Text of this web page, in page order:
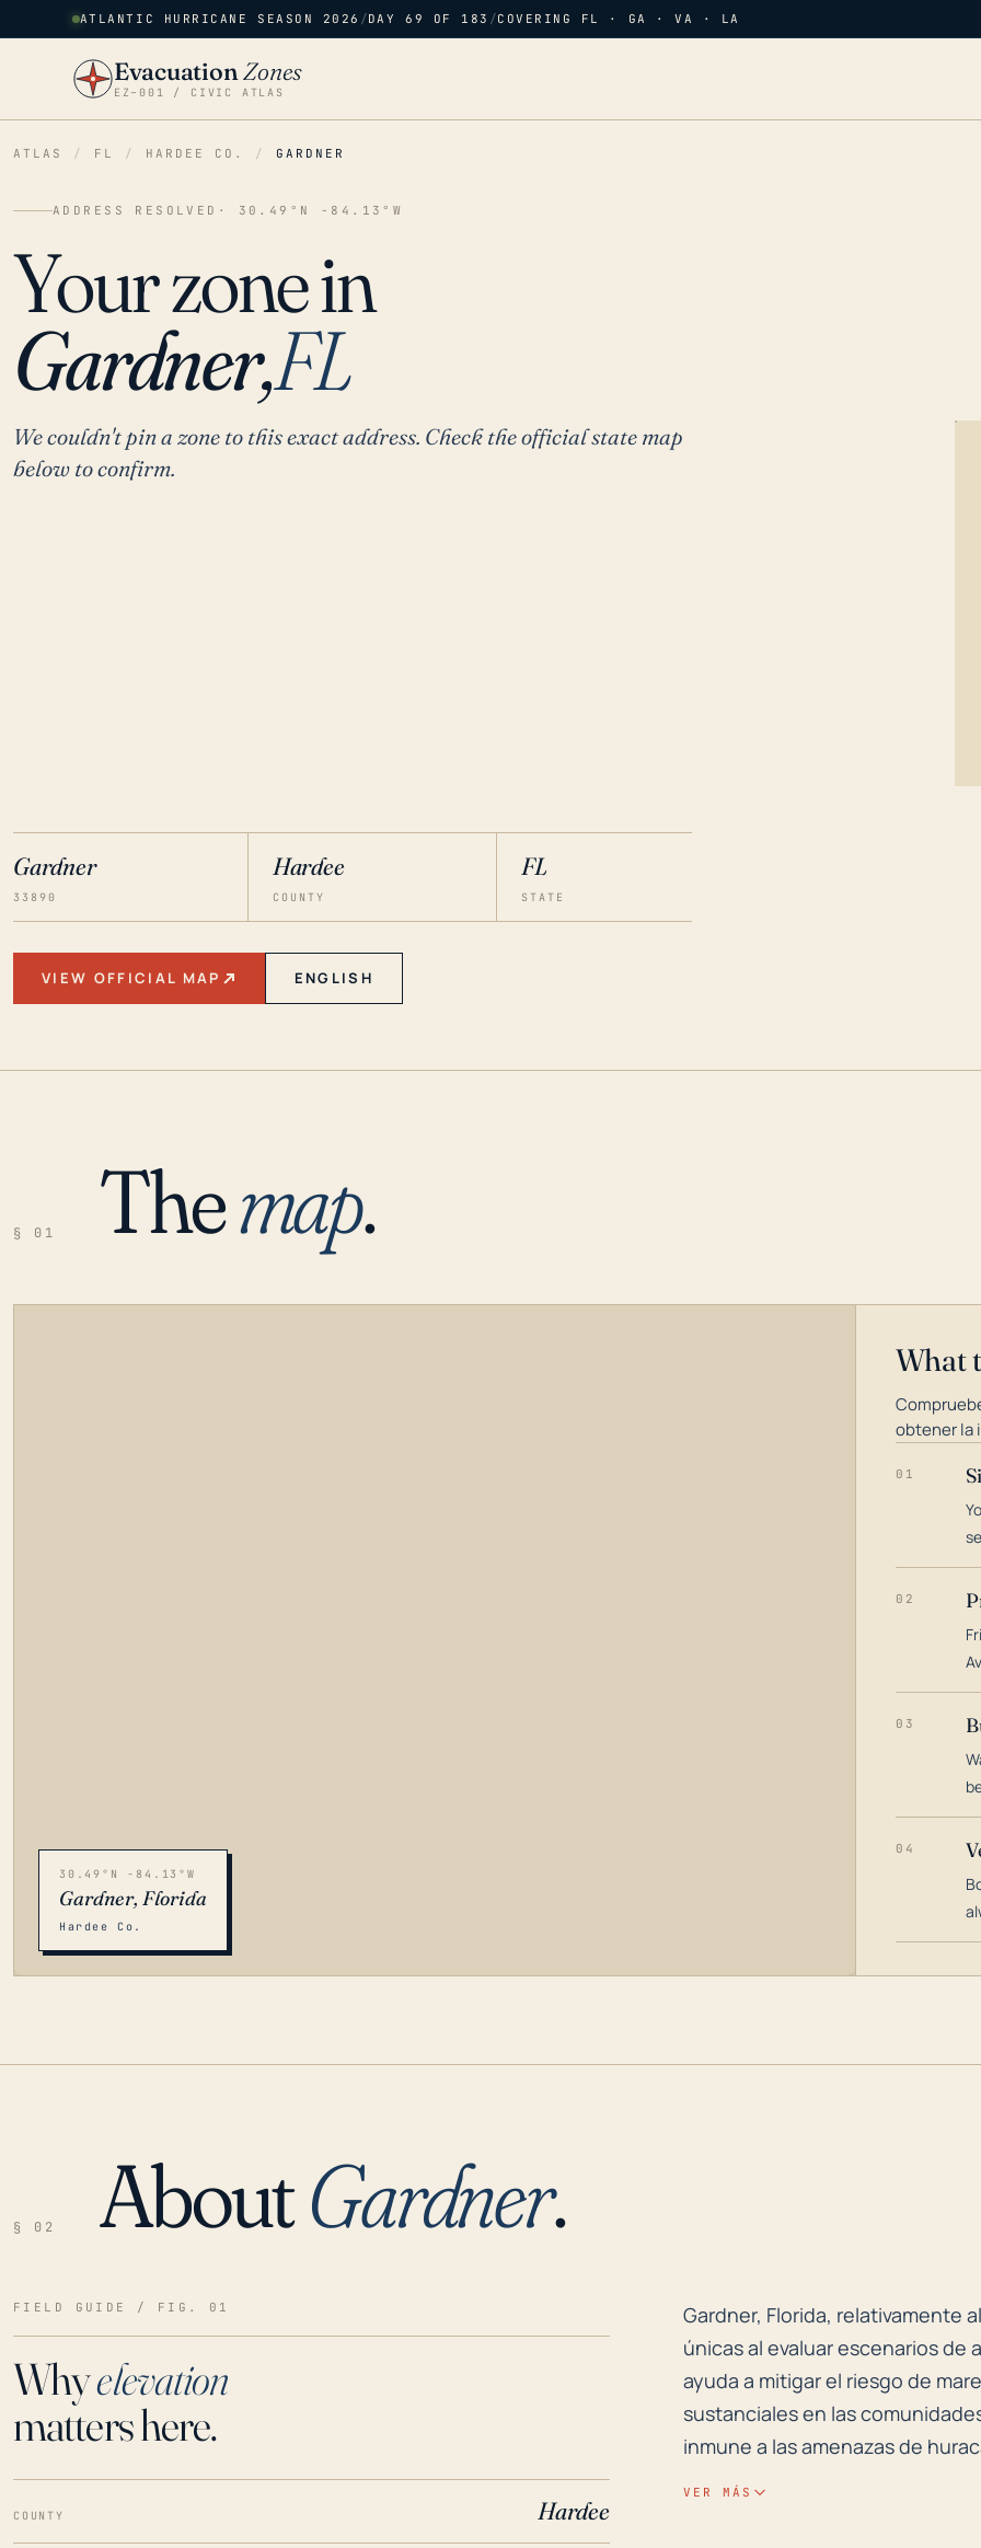
ATLANTIC HURRICANE SEASON 2026 /DAY 69 OF 183 /COVERING FL · GA · VA · LA
EvacuationZones
EZ–001 / CIVIC ATLAS
ATLAS / FL / HARDEE CO. / GARDNER
ADDRESS RESOLVED · 30.49°N -84.13°W
Your zone in
Gardner,FL
We couldn't pin a zone to this exact address. Check the official state map
below to confirm.
Gardner
33890
Hardee
COUNTY
FL
STATE
VIEW OFFICIAL MAP ENGLISH
§ 01 Themap.
LOADING…
30.49°N -84.13°W
Gardner, Florida
Hardee Co.
What
obtener la
01
02
03
04
§ 02 AboutGardner.
FIELD GUIDE / FIG. 01
Whyelevation
matters here.
COUNTY Hardee
Gardner, Florida, relativamente
Gardner, Florida, relativamente
únicas al evaluar escenarios de
ayuda a mitigar el riesgo de
sustanciales en las
inmune a las amenazas de
asociadas con los huracanes
VER MÁS